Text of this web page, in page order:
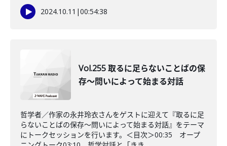
2024.10.11 |00:54:38
Vol.255 取るに足らないことばの保
存～問いによって始まる対話
哲学者／作家の永井玲衣さんをゲストに迎えて『取るに足
らないことばの保存～問いによって始まる対話』をテーマ
にトークセッションを行います。＜目次＞00:35 オープ